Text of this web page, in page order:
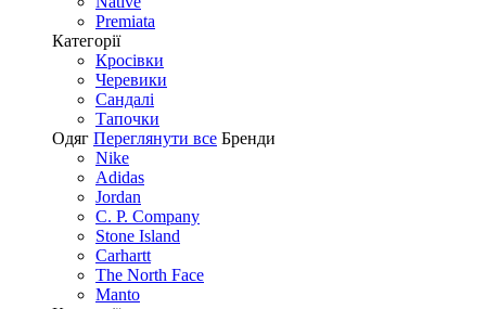
Premiata
Категорії
Кросівки
Черевики
Сандалі
Tапочки
Одяг Переглянути все Бренди
Nike
Adidas
Jordan
C. P. Company
Stone Island
Carhartt
The North Face
Manto